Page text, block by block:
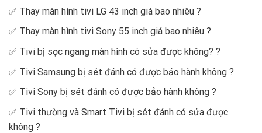
✅ Thay màn hình tivi LG 43 inch giá bao nhiêu ?
✅ Thay màn hình tivi Sony 55 inch giá bao nhiêu ?
✅ Tivi bị sọc ngang màn hình có sửa được không? ?
✅ Tivi Samsung bị sét đánh có được bảo hành không ?
✅ Tivi Sony bị sét đánh có được bảo hành không ?
✅ Tivi thường và Smart Tivi bị sét đánh có sửa được
không ?